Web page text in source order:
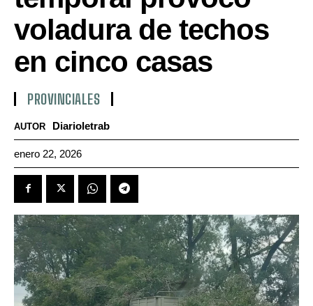
voladura de techos
en cinco casas
PROVINCIALES
AUTOR Diarioletrab
enero 22, 2026